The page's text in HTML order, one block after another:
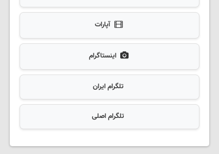
آپارات
اینستاگرام
تلگرام ایران
تلگرام اصلی